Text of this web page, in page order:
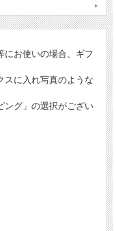
ンを絞った事から生まれた
かな香りが楽しめます。
り多くの料理に気軽に使え
トによるもの
お使いの場合、ギフ
に入れ写真のような
グ」の選択がござい